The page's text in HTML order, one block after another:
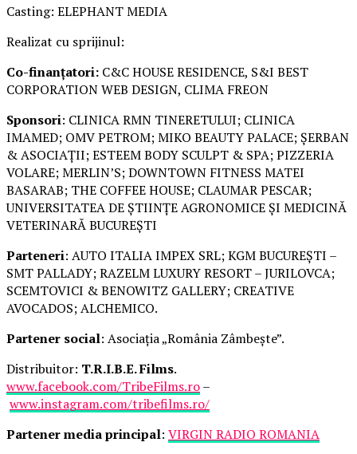
Casting: ELEPHANT MEDIA
Realizat cu sprijinul:
Co-finanțatori: C&C HOUSE RESIDENCE, S&I BEST
CORPORATION WEB DESIGN, CLIMA FREON
Sponsori: CLINICA RMN TINERETULUI; CLINICA
IMAMED; OMV PETROM; MIKO BEAUTY PALACE; ȘERBAN
& ASOCIAȚII; ESTEEM BODY SCULPT & SPA; PIZZERIA
VOLARE; MERLIN’S; DOWNTOWN FITNESS MATEI
BASARAB; THE COFFEE HOUSE; CLAUMAR PESCAR;
UNIVERSITATEA DE ȘTIINȚE AGRONOMICE ȘI MEDICINĂ
VETERINARĂ BUCUREȘTI
Parteneri: AUTO ITALIA IMPEX SRL; KGM BUCUREȘTI –
SMT PALLADY; RAZELM LUXURY RESORT – JURILOVCA;
SCEMTOVICI & BENOWITZ GALLERY; CREATIVE
AVOCADOS; ALCHEMICO.
Partener social: Asociația „România Zâmbește”.
Distribuitor: T.R.I.B.E. Films.
www.facebook.com/TribeFilms.ro–
www.instagram.com/tribefilms.ro/
Partener media principal: VIRGIN RADIO ROMANIA